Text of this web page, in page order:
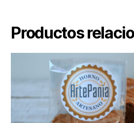
Productos